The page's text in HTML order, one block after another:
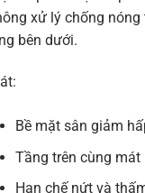
xử lý chống nóng
bên dưới.
Bề mặt sân giảm
Tầng trên cùng mát
Hạn chế nứt và